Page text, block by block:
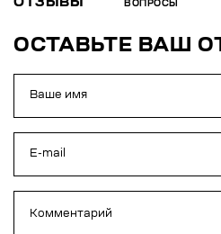
ОТЗЫВЫ ВОПРОСЫ
ОСТАВЬТЕ ВАШ